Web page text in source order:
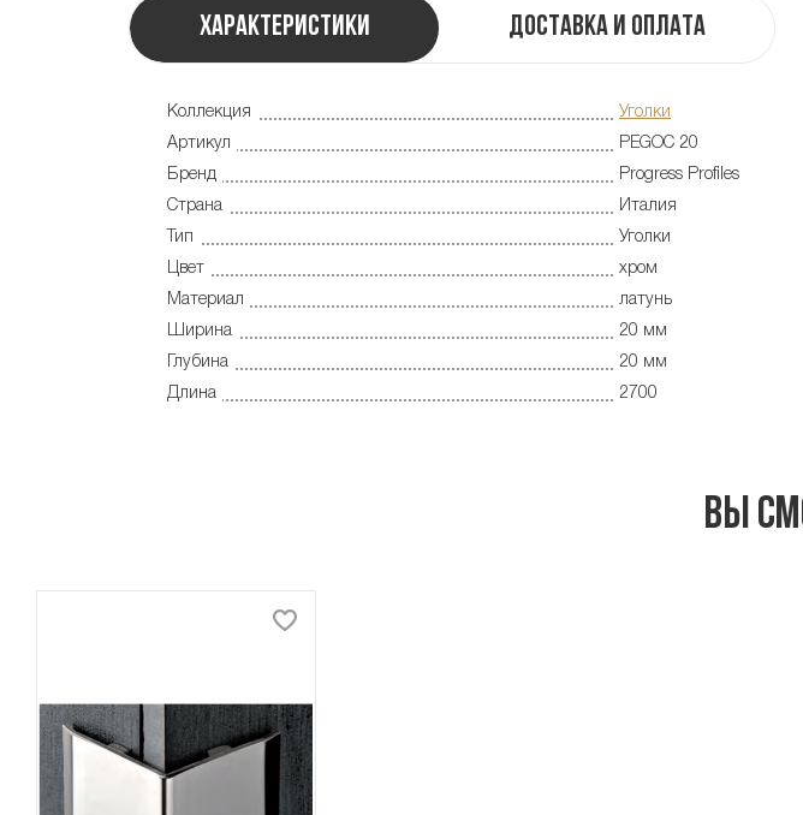
Характеристики Доставка и оплата
Коллекция
Уголки
Артикул
PEGOC 20
Бренд
Progress Profiles
Страна
Италия
Тип
Уголки
Цвет
хром
Материал
латунь
Ширина
20 мм
Глубина
20 мм
Длина
2700
Вы